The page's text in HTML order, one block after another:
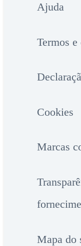
Ajuda
Termos
Cookies
Marcas
Mapa do